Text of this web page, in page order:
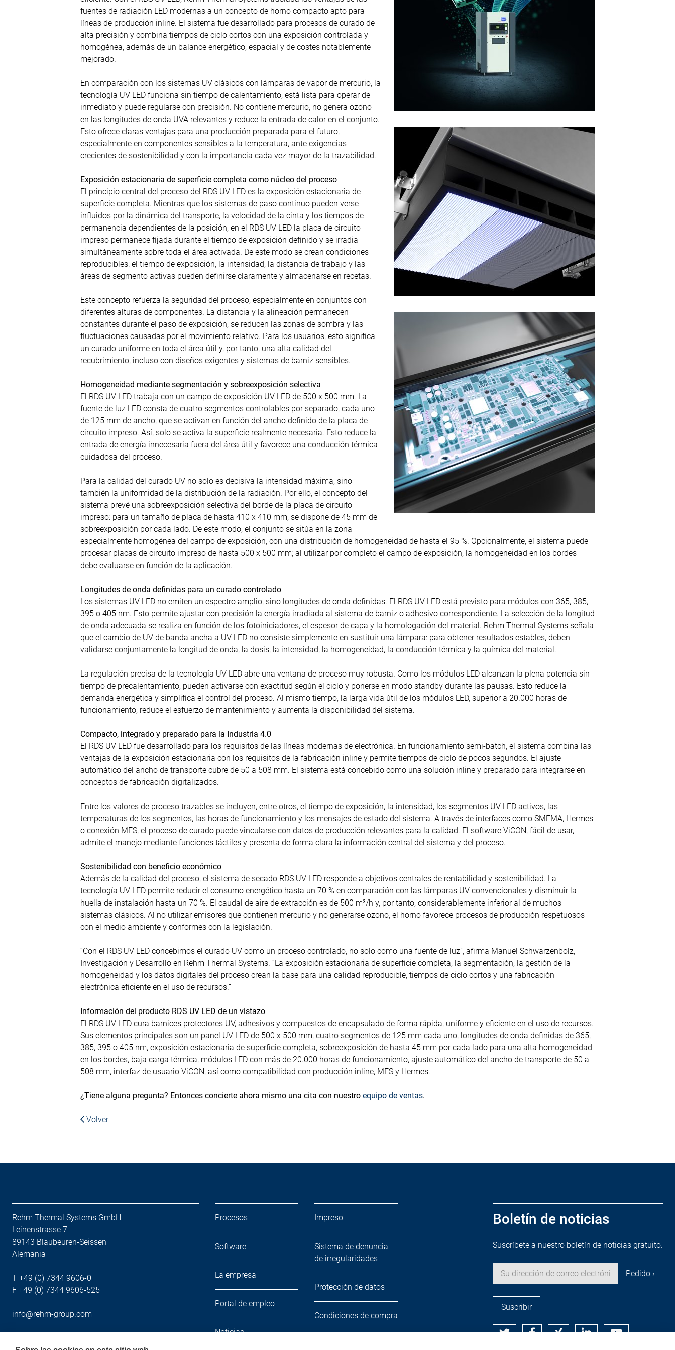
fuentes de radiación LED modernas a un concepto de horno compacto apto para
líneas de producción inline. El sistema fue desarrollado para procesos de curado de
alta precisión y combina tiempos de ciclo cortos con una exposición controlada y
homogénea, además de un balance energético, espacial y de costes notablemente
mejorado.
En comparación con los sistemas UV clásicos con lámparas de vapor de mercurio, la
tecnología UV LED funciona sin tiempo de calentamiento, está lista para operar de
inmediato y puede regularse con precisión. No contiene mercurio, no genera ozono
en las longitudes de onda UVA relevantes y reduce la entrada de calor en el conjunto.
Esto ofrece claras ventajas para una producción preparada para el futuro,
especialmente en componentes sensibles a la temperatura, ante exigencias
crecientes de sostenibilidad y con la importancia cada vez mayor de la trazabilidad.
Exposición estacionaria de superficie completa como núcleo del proceso
El principio central del proceso del RDS UV LED es la exposición estacionaria de
superficie completa. Mientras que los sistemas de paso continuo pueden verse
influidos por la dinámica del transporte, la velocidad de la cinta y los tiempos de
permanencia dependientes de la posición, en el RDS UV LED la placa de circuito
impreso permanece fijada durante el tiempo de exposición definido y se irradia
simultáneamente sobre toda el área activada. De este modo se crean condiciones
reproducibles: el tiempo de exposición, la intensidad, la distancia de trabajo y las
áreas de segmento activas pueden definirse claramente y almacenarse en recetas.
Este concepto refuerza la seguridad del proceso, especialmente en conjuntos con
diferentes alturas de componentes. La distancia y la alineación permanecen
constantes durante el paso de exposición; se reducen las zonas de sombra y las
fluctuaciones causadas por el movimiento relativo. Para los usuarios, esto significa
un curado uniforme en toda el área útil y, por tanto, una alta calidad del
recubrimiento, incluso con diseños exigentes y sistemas de barniz sensibles.
Homogeneidad mediante segmentación y sobreexposición selectiva
El RDS UV LED trabaja con un campo de exposición UV LED de 500 x 500 mm. La
fuente de luz LED consta de cuatro segmentos controlables por separado, cada uno
de 125 mm de ancho, que se activan en función del ancho definido de la placa de
circuito impreso. Así, solo se activa la superficie realmente necesaria. Esto reduce la
entrada de energía innecesaria fuera del área útil y favorece una conducción térmica
cuidadosa del proceso.
Para la calidad del curado UV no solo es decisiva la intensidad máxima, sino
también la uniformidad de la distribución de la radiación. Por ello, el concepto del
sistema prevé una sobreexposición selectiva del borde de la placa de circuito
impreso: para un tamaño de placa de hasta 410 x 410 mm, se dispone de 45 mm de
sobreexposición por cada lado. De este modo, el conjunto se sitúa en la zona
especialmente homogénea del campo de exposición, con una distribución de homogeneidad de hasta el 95 %. Opcionalmente, el sistema puede
procesar placas de circuito impreso de hasta 500 x 500 mm; al utilizar por completo el campo de exposición, la homogeneidad en los bordes
debe evaluarse en función de la aplicación.
Longitudes de onda definidas para un curado controlado
Los sistemas UV LED no emiten un espectro amplio, sino longitudes de onda definidas. El RDS UV LED está previsto para módulos con 365, 385,
395 o 405 nm. Esto permite ajustar con precisión la energía irradiada al sistema de barniz o adhesivo correspondiente. La selección de la longitud
de onda adecuada se realiza en función de los fotoiniciadores, el espesor de capa y la homologación del material. Rehm Thermal Systems señala
que el cambio de UV de banda ancha a UV LED no consiste simplemente en sustituir una lámpara: para obtener resultados estables, deben
validarse conjuntamente la longitud de onda, la dosis, la intensidad, la homogeneidad, la conducción térmica y la química del material.
La regulación precisa de la tecnología UV LED abre una ventana de proceso muy robusta. Como los módulos LED alcanzan la plena potencia sin
tiempo de precalentamiento, pueden activarse con exactitud según el ciclo y ponerse en modo standby durante las pausas. Esto reduce la
demanda energética y simplifica el control del proceso. Al mismo tiempo, la larga vida útil de los módulos LED, superior a 20.000 horas de
funcionamiento, reduce el esfuerzo de mantenimiento y aumenta la disponibilidad del sistema.
Compacto, integrado y preparado para la Industria 4.0
El RDS UV LED fue desarrollado para los requisitos de las líneas modernas de electrónica. En funcionamiento semi-batch, el sistema combina las
ventajas de la exposición estacionaria con los requisitos de la fabricación inline y permite tiempos de ciclo de pocos segundos. El ajuste
automático del ancho de transporte cubre de 50 a 508 mm. El sistema está concebido como una solución inline y preparado para integrarse en
conceptos de fabricación digitalizados.
Entre los valores de proceso trazables se incluyen, entre otros, el tiempo de exposición, la intensidad, los segmentos UV LED activos, las
temperaturas de los segmentos, las horas de funcionamiento y los mensajes de estado del sistema. A través de interfaces como SMEMA, Hermes
o conexión MES, el proceso de curado puede vincularse con datos de producción relevantes para la calidad. El software ViCON, fácil de usar,
admite el manejo mediante funciones táctiles y presenta de forma clara la información central del sistema y del proceso.
Sostenibilidad con beneficio económico
Además de la calidad del proceso, el sistema de secado RDS UV LED responde a objetivos centrales de rentabilidad y sostenibilidad. La
tecnología UV LED permite reducir el consumo energético hasta un 70 % en comparación con las lámparas UV convencionales y disminuir la
huella de instalación hasta un 70 %. El caudal de aire de extracción es de 500 m³/h y, por tanto, considerablemente inferior al de muchos
sistemas clásicos. Al no utilizar emisores que contienen mercurio y no generarse ozono, el horno favorece procesos de producción respetuosos
con el medio ambiente y conformes con la legislación.
“Con el RDS UV LED concebimos el curado UV como un proceso controlado, no solo como una fuente de luz”, afirma Manuel Schwarzenbolz,
Investigación y Desarrollo en Rehm Thermal Systems. “La exposición estacionaria de superficie completa, la segmentación, la gestión de la
homogeneidad y los datos digitales del proceso crean la base para una calidad reproducible, tiempos de ciclo cortos y una fabricación
electrónica eficiente en el uso de recursos.”
Información del producto RDS UV LED de un vistazo
El RDS UV LED cura barnices protectores UV, adhesivos y compuestos de encapsulado de forma rápida, uniforme y eficiente en el uso de recursos.
Sus elementos principales son un panel UV LED de 500 x 500 mm, cuatro segmentos de 125 mm cada uno, longitudes de onda definidas de 365,
385, 395 o 405 nm, exposición estacionaria de superficie completa, sobreexposición de hasta 45 mm por cada lado para una alta homogeneidad
en los bordes, baja carga térmica, módulos LED con más de 20.000 horas de funcionamiento, ajuste automático del ancho de transporte de 50 a
508 mm, interfaz de usuario ViCON, así como compatibilidad con producción inline, MES y Hermes.
¿Tiene alguna pregunta? Entonces concierte ahora mismo una cita con nuestro equipo de ventas.
Volver
Rehm Thermal Systems GmbH
Leinenstrasse 7
89143 Blaubeuren-Seissen
Alemania
T +49 (0) 7344 9606-0
F +49 (0) 7344 9606-525
info@rehm-group.com
Procesos
Software
La empresa
Portal de empleo
Noticias
Impreso
Sistema de denuncia
de irregularidades
Protección de datos
Condiciones de compra
Boletín de noticias
Suscríbete a nuestro boletín de noticias gratuito.
Suscribir